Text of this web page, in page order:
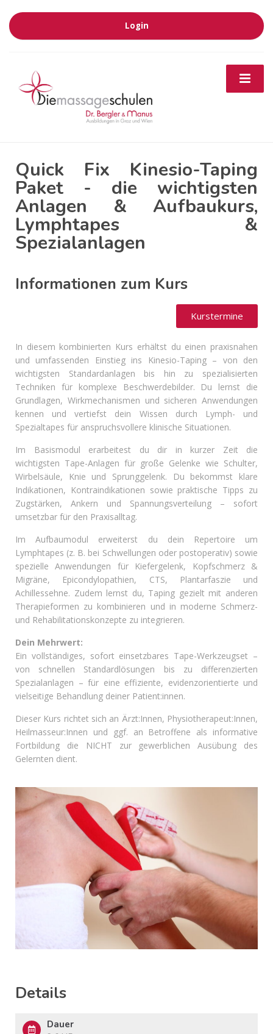
Login
Quick Fix Kinesio-Taping
Paket - die wichtigsten
Anlagen & Aufbaukurs,
Lymphtapes &
Spezialanlagen
Informationen zum Kurs
Kurstermine
In diesem kombinierten Kurs erhältst du einen praxisnahen
und umfassenden Einstieg ins Kinesio-Taping – von den
wichtigsten Standardanlagen bis hin zu spezialisierten
Techniken für komplexe Beschwerdebilder. Du lernst die
Grundlagen, Wirkmechanismen und sicheren Anwendungen
kennen und vertiefst dein Wissen durch Lymph- und
Spezialtapes für anspruchsvollere klinische Situationen.
Im Basismodul erarbeitest du dir in kurzer Zeit die
wichtigsten Tape-Anlagen für große Gelenke wie Schulter,
Wirbelsäule, Knie und Sprunggelenk. Du bekommst klare
Indikationen, Kontraindikationen sowie praktische Tipps zu
Zugstärken, Ankern und Spannungsverteilung – sofort
umsetzbar für den Praxisalltag.
Im Aufbaumodul erweiterst du dein Repertoire um
Lymphtapes (z. B. bei Schwellungen oder postoperativ) sowie
spezielle Anwendungen für Kiefergelenk, Kopfschmerz &
Migräne, Epicondylopathien, CTS, Plantarfaszie und
Achillessehne. Zudem lernst du, Taping gezielt mit anderen
Therapieformen zu kombinieren und in moderne Schmerz-
und Rehabilitationskonzepte zu integrieren.
Dein Mehrwert:
Ein vollständiges, sofort einsetzbares Tape-Werkzeugset –
von schnellen Standardlösungen bis zu differenzierten
Spezialanlagen – für eine effiziente, evidenzorientierte und
vielseitige Behandlung deiner Patient:innen.
Dieser Kurs richtet sich an Ärzt:Innen, Physiotherapeut:Innen,
Heilmasseur:Innen und ggf. an Betroffene als informative
Fortbildung die NICHT zur gewerblichen Ausübung des
Gelernten dient.
Details
Dauer